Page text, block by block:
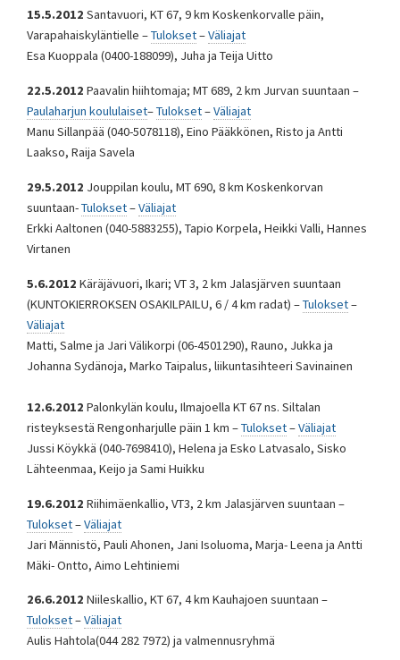
15.5.2012 Santavuori, KT 67, 9 km Koskenkorvalle päin,
Varapahaiskyläntielle –Tulokset–Väliajat
Esa Kuoppala (0400-188099), Juha ja Teija Uitto
22.5.2012 Paavalin hiihtomaja; MT 689, 2 km Jurvan suuntaan –
Paulaharjun koululaiset–Tulokset–Väliajat
Manu Sillanpää (040-5078118), Eino Pääkkönen, Risto ja Antti
Laakso, Raija Savela
29.5.2012 Jouppilan koulu, MT 690, 8 km Koskenkorvan
suuntaan-Tulokset–Väliajat
Erkki Aaltonen (040-5883255), Tapio Korpela, Heikki Valli, Hannes
Virtanen
5.6.2012 Käräjävuori, Ikari; VT 3, 2 km Jalasjärven suuntaan
(KUNTOKIERROKSEN OSAKILPAILU, 6 / 4 km radat) –Tulokset–
Väliajat
Matti, Salme ja Jari Välikorpi (06-4501290), Rauno, Jukka ja
Johanna Sydänoja, Marko Taipalus, liikuntasihteeri Savinainen
12.6.2012 Palonkylän koulu, Ilmajoella KT 67 ns. Siltalan
risteyksestä Rengonharjulle päin 1 km –Tulokset–Väliajat
Jussi Köykkä (040-7698410), Helena ja Esko Latvasalo, Sisko
Lähteenmaa, Keijo ja Sami Huikku
19.6.2012 Riihimäenkallio, VT3, 2 km Jalasjärven suuntaan –
Tulokset–Väliajat
Jari Männistö, Pauli Ahonen, Jani Isoluoma, Marja- Leena ja Antti
Mäki- Ontto, Aimo Lehtiniemi
26.6.2012 Niileskallio, KT 67, 4 km Kauhajoen suuntaan –
Tulokset–Väliajat
Aulis Hahtola(044 282 7972) ja valmennusryhmä